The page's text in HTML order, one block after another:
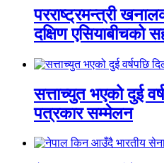
परराष्ट्रमन्त्री
दक्षिण एसियाबीचको
सत्ताच्युत भएको दुई
पत्रकार सम्मेलन